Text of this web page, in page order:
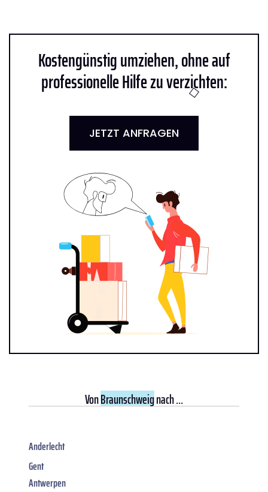
Kostengünstig umziehen, ohne auf
professionelle Hilfe zu verzichten:
JETZT ANFRAGEN
VonBraunschweignach ...
Anderlecht
Gent
Antwerpen